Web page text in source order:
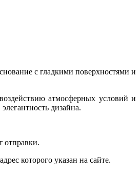
с гладкими поверхностями и
атмосферных условий и
дизайна.
отправки.
которого указан на сайте.